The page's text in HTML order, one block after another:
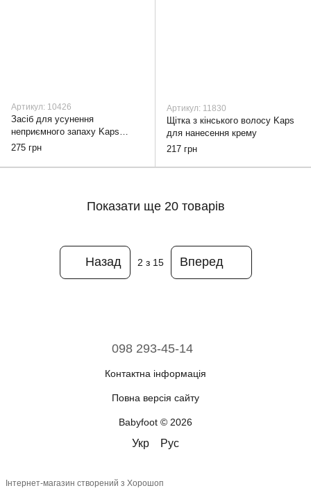
Артикул: 10426
Засіб для усунення
неприємного запаху Kaps
Odour Eliminator 100 ml
275 грн
Артикул: 11830
Щітка з кінського волосу Kaps
для нанесення крему
217 грн
Показати ще 20 товарів
Назад 2 з 15 Вперед
098 293-45-14
Контактна інформація
Повна версія сайту
Babyfoot © 2026
Укр Рус
Інтернет-магазин створений з Хорошоп